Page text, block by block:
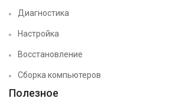
Диагностика
Настройка
Восстановление
Сборка компьютеров
Полезное